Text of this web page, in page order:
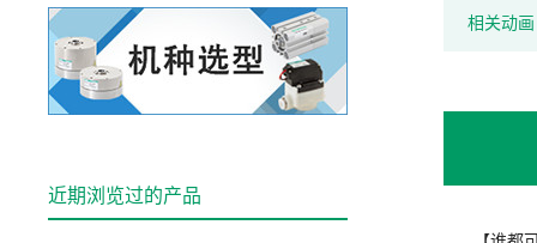
相关动画
近期浏览过的产品